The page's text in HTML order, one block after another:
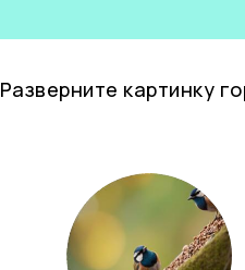
Разверните картинку